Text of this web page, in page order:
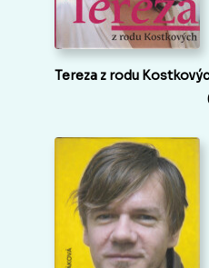
Tereza z rodu